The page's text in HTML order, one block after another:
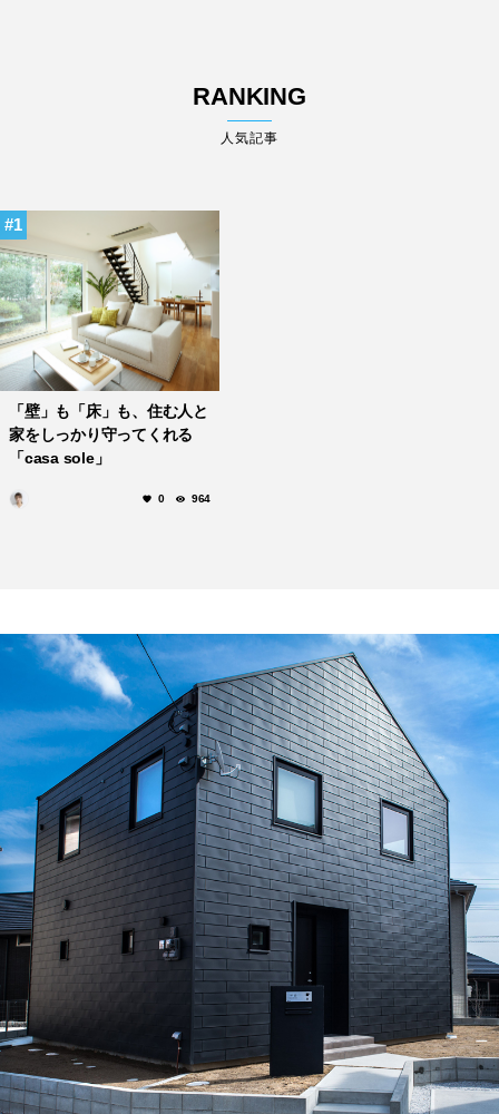
RANKING
人気記事
1
「壁」も「床」も、住む人と
家をしっかり守ってくれる
「casa sole」
0 964